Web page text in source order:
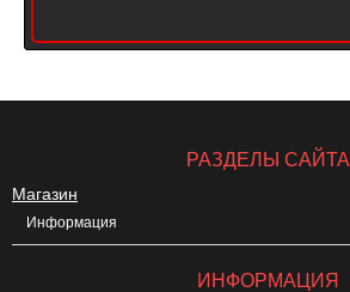
РАЗДЕЛЫ САЙТА
Магазин
Информация
ИНФОРМАЦИЯ